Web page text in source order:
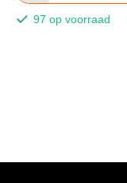
97 op voorraad